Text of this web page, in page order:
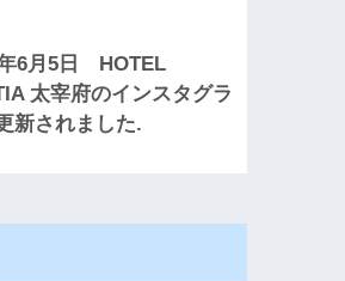
6月5日 HOTEL
太宰府のインスタグラ
新されました.